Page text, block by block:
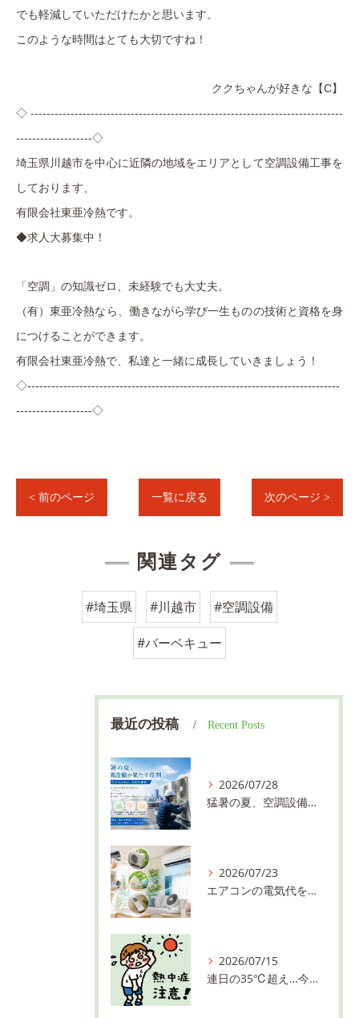
でも軽減していただけたかと 思います。
このような時間はとても大切ですね！
ククちゃんが好きな【C】
◇ ------------------------------------------------------------------------------
-------------------◇
埼玉県川越市を中心に近隣の地域をエリアとして空調設備工事を
しております、
有限会社東亜冷熱です。
◆求人大募集中！
「空調」の知識ゼロ、未経験でも大丈夫。
（有）東亜冷熱なら、働きながら学び一生ものの技術と資格を身
につけることができます。
有限会社東亜冷熱で、私達と一緒に成長していきましょう！
◇------------------------------------------------------------------------------
-------------------◇
< 前のページ 一覧に戻る 次のページ >
関連タグ
#埼玉県 #川越市 #空調設備
#バーベキュー
最近の投稿 Recent Posts
2026/07/28
猛暑の夏、空調設備が果たす役割 ～快適さだけではない、大切な使命～／東亜冷熱株式会社 川越市 求人
2026/07/23
エアコンの電気代を少しでも抑えるコツ！暑い夏を快適＆お得に過ごしましょう／東亜冷熱株式会社 川越市 求人
2026/07/15
連日の35℃超え…今年の夏も油断禁物！熱中症対策は万全ですか？／東亜冷熱株式会社 川越市 求人